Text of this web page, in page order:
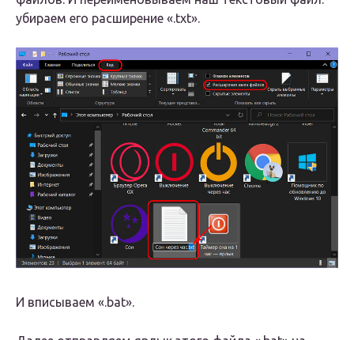
убираем его расширение «.txt».
И вписываем «.bat».